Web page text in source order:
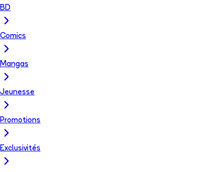
BD
Comics
Mangas
Jeunesse
Promotions
Exclusivités